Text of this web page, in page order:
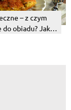
– z czym
do obiadu? Jaka